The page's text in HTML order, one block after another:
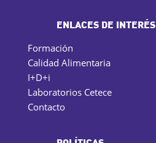
ENLACES DE INTERÉS
Formación
Calidad Alimentaria
I+D+i
Laboratorios Cetece
Contacto